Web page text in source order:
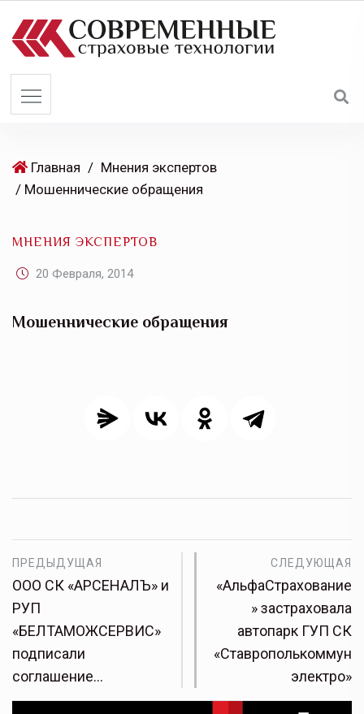
Главная / Мнения экспертов
/ Мошеннические обращения
МНЕНИЯ ЭКСПЕРТОВ
20 Февраля, 2014
Мошеннические обращения
ПРЕДЫДУЩАЯ
ООО СК «АРСЕНАЛЪ» и
РУП
«БЕЛТАМОЖСЕРВИС»
подписали
соглашение…
СЛЕДУЮЩАЯ
«АльфаСтрахование
» застраховала
автопарк ГУП СК
«Ставрополькоммун
электро»